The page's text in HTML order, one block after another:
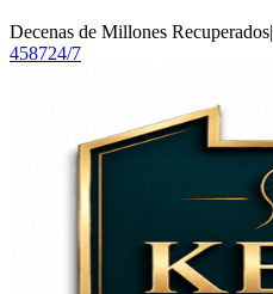
Decenas de Millones Recuperados|
458724/7